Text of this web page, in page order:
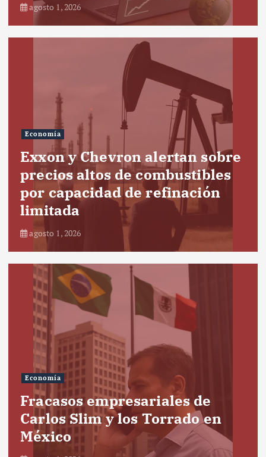
agosto 1, 2026
Economía
Exxon y Chevron alertan sobre
precios altos de combustibles
por capacidad de refinación
limitada
agosto 1, 2026
Economía
Fracasos empresariales de
Carlos Slim y los Torrado en
México